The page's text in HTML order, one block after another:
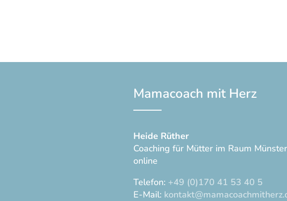
Mamacoach mit Herz
Heide Rüther
Coaching für Mütter im Raum
online
Telefon: +49 (0)170 41 53 40 5
E-Mail: